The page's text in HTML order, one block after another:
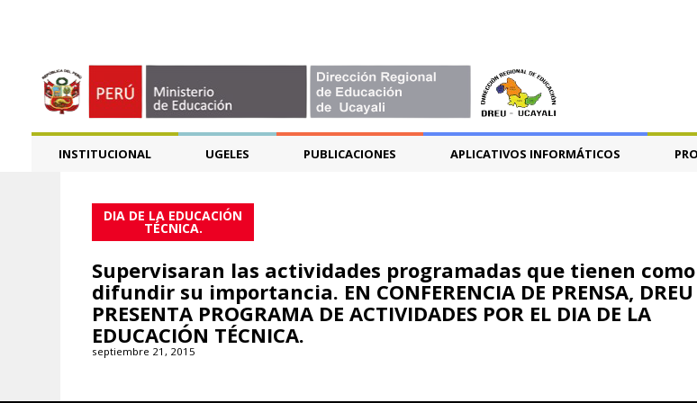
INSTITUCIONAL UGELES PUBLICACIONES APLICATIVOS INFORMÁTICOS
DIA DE LA EDUCACIÓN
TÉCNICA.
Supervisaran las actividades programadas que tienen
difundir su importancia. EN CONFERENCIA DE PRENSA, DREU
PRESENTA PROGRAMA DE ACTIVIDADES POR EL DIA DE LA
EDUCACIÓN TÉCNICA.
septiembre 21, 2015